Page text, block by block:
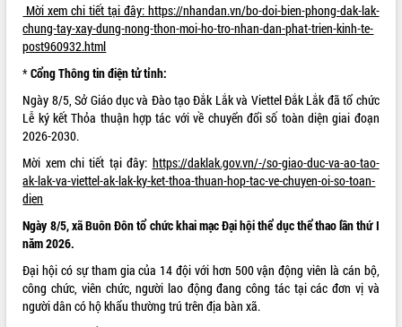
nhất, Quốc hội khóa XVI
Quyết liệt cải cách hành chính, khơi
thông nguồn lực phát triển
Nâng cao hiệu lực, hiệu quả HĐND
tỉnh thông qua hiện đại hóa hành chính
Xã Ea Phê gắn cải cách hành chính với
chuyển đổi số
Phó Chủ tịch Thường trực UBND tỉnh
Hồ Thị Nguyên Thảo làm việc tại Trung
tâm Phục vụ hành chính công xã Ea
Xây dựng nền hành chính số đồng
Giai đoạn 2026-2030, Đắk Lắk phấn
đấu có 77% xã đạt chuẩn nông thôn
mới
Mời xem chi tiết tại đây: https://nhandan.vn/bo-doi-bien-phong-dak-lak-
chung-tay-xay-dung-nong-thon-moi-ho-tro-nhan-dan-phat-trien-kinh-te-
post960932.html
*Cổng Thông tin điện tử tỉnh:
Ngày 8/5, Sở Giáo dục và Đào tạo Đắk Lắk và Viettel Đắk Lắk đã tổ chức
Lễ ký kết Thỏa thuận hợp tác với về chuyển đổi số toàn diện giai đoạn
2026-2030.
Mời xem chi tiết tại đây: https://daklak.gov.vn/-/so-giao-duc-va-ao-tao-
ak-lak-va-viettel-ak-lak-ky-ket-thoa-thuan-hop-tac-ve-chuyen-oi-so-toan-
dien
Ngày 8/5, xã Buôn Đôn tổ chức khai mạc Đại hội thể dục thể thao lần thứ I
năm 2026.
Đại hội có sự tham gia của 14 đội với hơn 500 vận động viên là cán bộ,
công chức, viên chức, người lao động đang công tác tại các đơn vị và
người dân có hộ khẩu thường trú trên địa bàn xã.